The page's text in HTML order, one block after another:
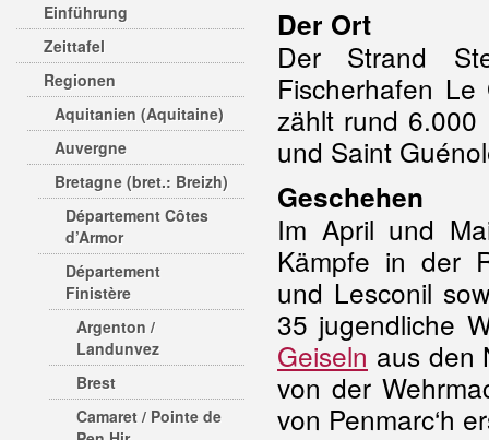
Einführung
Zeittafel
Regionen
Aquitanien (Aquitaine)
Auvergne
Bretagne (bret.: Breizh)
Département Côtes
d’Armor
Département
Finistère
Argenton /
Landunvez
Brest
Camaret / Pointe de
Der Ort
Der Strand
Fischerhafen Le
zählt rund 6.000
und Saint
Geschehen
Im April und
Kämpfe in der
und Lesconil
35 jugendliche
Geiseln aus den
von der
von Penmarc‘h